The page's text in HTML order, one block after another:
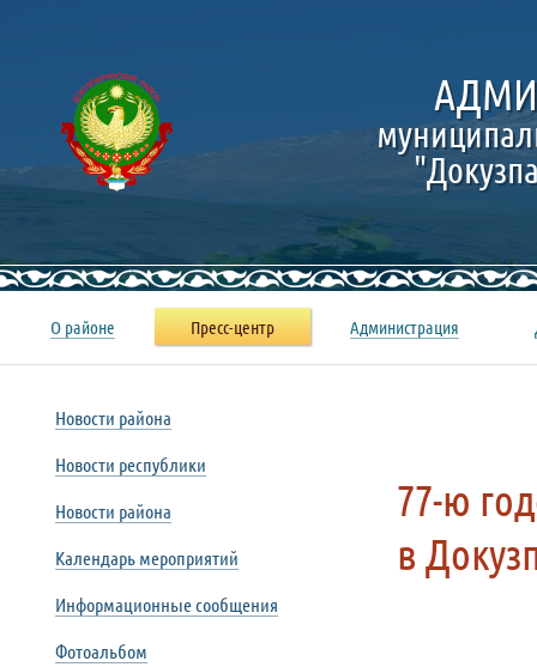
77-ю
в
Новости района
Новости республики
Новости района
Календарь мероприятий
Информационные сообщения
Фотоальбом
О районе Пресс-центр Администрация